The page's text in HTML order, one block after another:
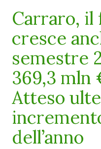
Carraro,
cresce
semestre
369,3 mln
Atteso
dell’anno